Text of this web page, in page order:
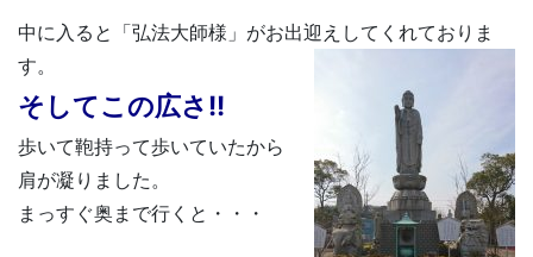
中に入ると「弘法大師様」がお出迎えしてくれておりま
す。
そしてこの広さ!!
歩いて鞄持って歩いていたから
肩が凝りました。
まっすぐ奥まで行くと・・・